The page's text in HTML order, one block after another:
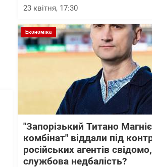
23 квітня, 17:30
Економіка
"Запорізький Титано
комбінат" віддали під
російських агентів
службова недбалість?